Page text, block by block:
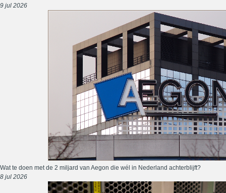
9 jul 2026
Wat te doen met de 2 miljard van Aegon die wél in Nederland achterblijft?
8 jul 2026